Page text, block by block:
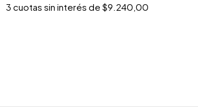
3 cuotas sin interés de $9.240,00